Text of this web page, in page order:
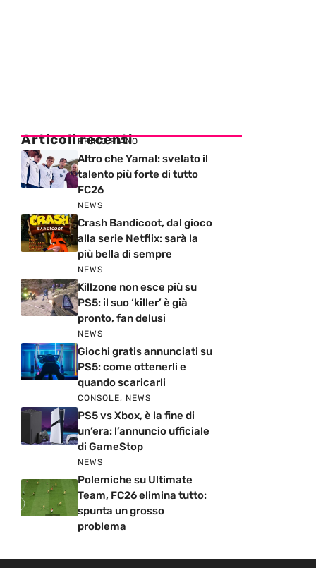
Articoli recenti
PRIMO PIANO
Altro che Yamal: svelato il
talento più forte di tutto
FC26
NEWS
Crash Bandicoot, dal gioco
alla serie Netflix: sarà la
più bella di sempre
NEWS
Killzone non esce più su
PS5: il suo ‘killer’ è già
pronto, fan delusi
NEWS
Giochi gratis annunciati su
PS5: come ottenerli e
quando scaricarli
CONSOLE, NEWS
PS5 vs Xbox, è la fine di
un’era: l’annuncio ufficiale
di GameStop
NEWS
Polemiche su Ultimate
Team, FC26 elimina tutto:
spunta un grosso
problema